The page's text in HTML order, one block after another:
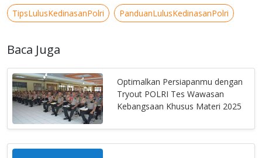
TipsLulusKedinasanPolri PanduanLulusKedinasanPolri
Baca Juga
Optimalkan Persiapanmu dengan
Tryout POLRI Tes Wawasan
Kebangsaan Khusus Materi 2025